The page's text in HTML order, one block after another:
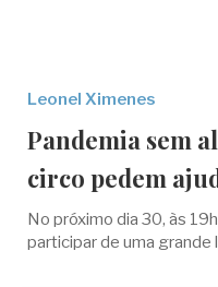
Leonel Ximenes
Pandemia sem
circo pedem
No próximo dia 30, às
participar de uma grande